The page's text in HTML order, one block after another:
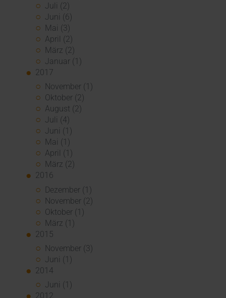
Juli (2)
Juni (6)
Mai (3)
April (2)
März (2)
Januar (1)
2017
November (1)
Oktober (2)
August (2)
Juli (4)
Juni (1)
Mai (1)
April (1)
März (2)
2016
Dezember (1)
November (2)
Oktober (1)
März (1)
2015
November (3)
Juni (1)
2014
Juni (1)
2012